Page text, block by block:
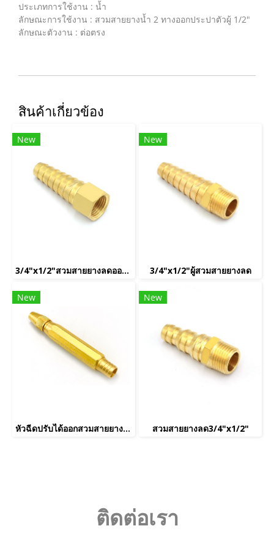
ประเภทการใช้งาน : น้ำ
ลักษณะการใช้งาน : สวมสายยางน้ำ 2 ทางออกประปาตัวผู้ 1/2"
ลักษณะตัวงาน : ต่อตรง
สินค้าเกี่ยวข้อง
New
3/4"x1/2"สวมสายยางลดออกประปาตัวเมีย
New
3/4"x1/2"ผู้สวมสายยางลด
New
หัวฉีดปรับได้ออกสวมสายยาง 6 หุน
New
สวมสายยางลด3/4"x1/2"
ติดต่อเรา